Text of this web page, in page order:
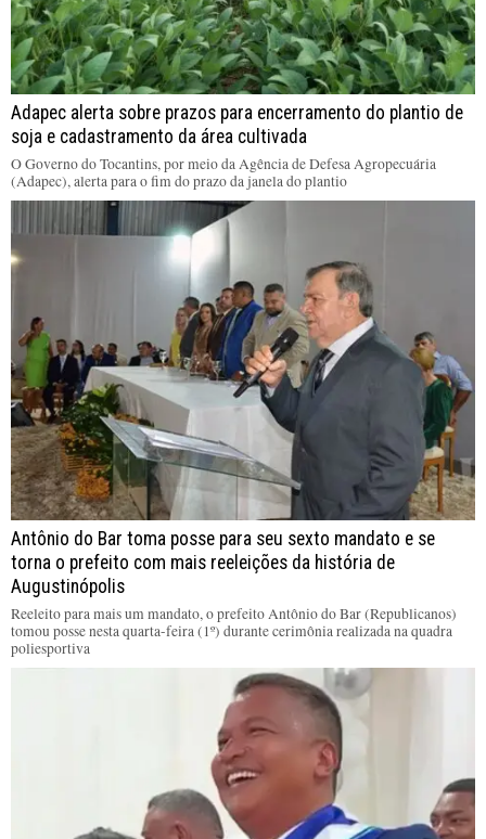
Adapec alerta sobre prazos para encerramento do plantio de
soja e cadastramento da área cultivada
O Governo do Tocantins, por meio da Agência de Defesa Agropecuária
(Adapec), alerta para o fim do prazo da janela do plantio
Antônio do Bar toma posse para seu sexto mandato e se
torna o prefeito com mais reeleições da história de
Augustinópolis
Reeleito para mais um mandato, o prefeito Antônio do Bar (Republicanos)
tomou posse nesta quarta-feira (1º) durante cerimônia realizada na quadra
poliesportiva